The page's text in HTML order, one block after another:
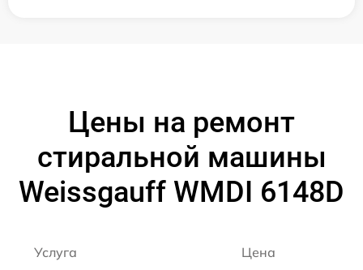
Цены на ремонт
стиральной машины
Weissgauff WMDI 6148D
Услуга Цена